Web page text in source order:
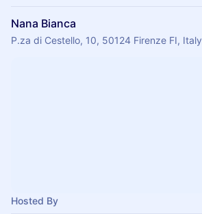
Nana Bianca
P.za di Cestello, 10, 50124 Firenze FI, Italy
Hosted By